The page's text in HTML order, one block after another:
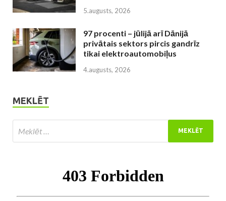
5.augusts, 2026
97 procenti – jūlijā arī Dānijā
privātais sektors pircis gandrīz
tikai elektroautomobiļus
4.augusts, 2026
MEKLĒT